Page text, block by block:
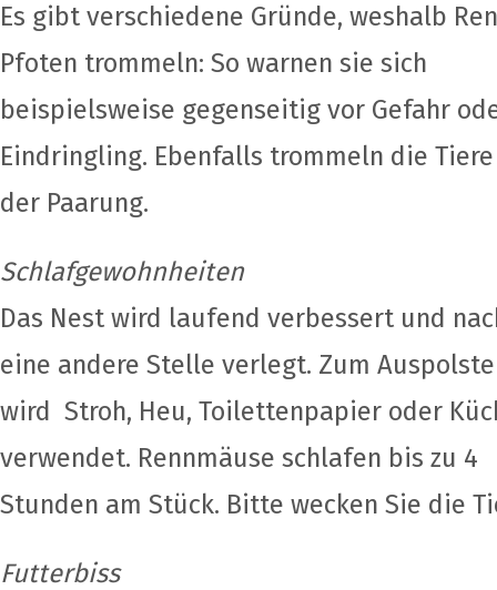
Es gibt verschiedene Gründe, weshalb
Pfoten trommeln: So warnen sie sich
beispielsweise gegenseitig vor Gefahr
Eindringling. Ebenfalls trommeln die
der Paarung.
Schlafgewohnheiten
Das Nest wird laufend verbessert und
eine andere Stelle verlegt. Zum
wird Stroh, Heu, Toilettenpapier oder
verwendet. Rennmäuse schlafen bis zu 4
Stunden am Stück. Bitte wecken Sie die
Futterbiss